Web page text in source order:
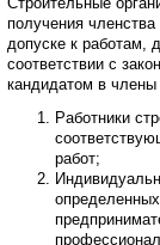
получения
допуске к работам,
соответствии с
кандидатом в
Работники
работ;